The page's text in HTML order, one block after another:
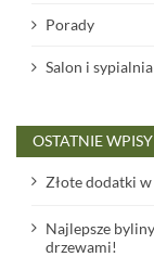
Porady
Salon i sypialnia
OSTATNIE WPISY
Złote dodatki
Najlepsze
drzewami!